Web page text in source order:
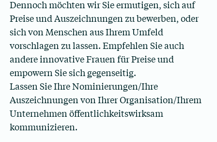
Dennoch möchten wir Sie ermutigen, sich auf
Preise und Auszeichnungen zu bewerben, oder
sich von Menschen aus Ihrem Umfeld
vorschlagen zu lassen. Empfehlen Sie auch
andere innovative Frauen für Preise und
empowern Sie sich gegenseitig.
Lassen Sie Ihre Nominierungen/Ihre
Auszeichnungen von Ihrer Organisation/Ihrem
Unternehmen öffentlichkeitswirksam
kommunizieren.